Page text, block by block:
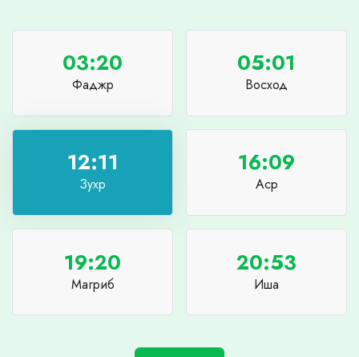
03:20
Фаджр
05:01
Восход
12:11
Зухр
16:09
Аср
19:20
Магриб
20:53
Иша